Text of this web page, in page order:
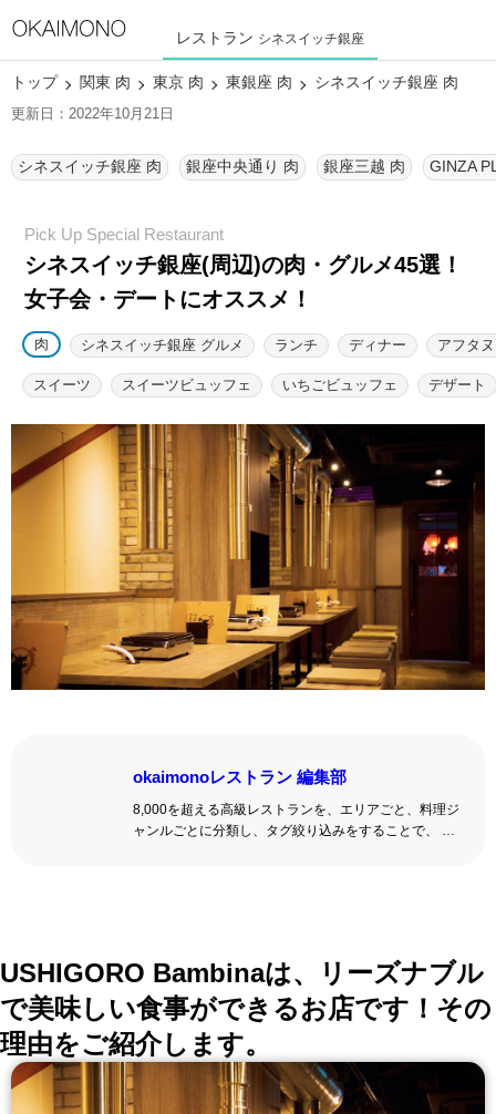
レストラン シネスイッチ銀座
トップ 関東 肉 東京 肉 東銀座 肉 シネスイッチ銀座 肉
更新日：2022年10月21日
シネスイッチ銀座 肉 銀座中央通り 肉 銀座三越 肉 GINZA
シネスイッチ銀座(周辺)の肉・グルメ45選！
女子会・デートにオススメ！
肉 シネスイッチ銀座 グルメ ランチ ディナー アフタ
スイーツ スイーツビュッフェ いちごビュッフェ デザート
okaimonoレストラン 編集部
8,000を超える高級レストランを、エリアごと、料理ジ
ャンルごとに分類し、タグ絞り込みをすることで、 い
USHIGORO Bambinaは、リーズナブル
で美味しい食事ができるお店です！その
理由をご紹介します。